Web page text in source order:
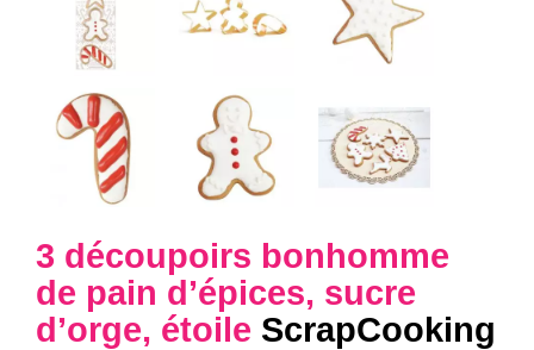
3 découpoirs bonhomme
de pain d’épices, sucre
d’orge, étoile ScrapCooking